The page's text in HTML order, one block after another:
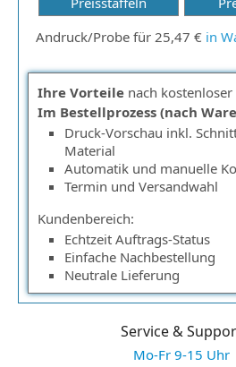
Andruck/Probe für 25,47 € in
Ihre Vorteile nach
Im Bestellprozess (nach
Druck-Vorschau inkl.
Material
Automatik und manuelle
Termin und Versandwahl
Kundenbereich:
Echtzeit Auftrags-Status
Einfache Nachbestellung
Neutrale Lieferung
Service &
Mo-Fr 9-15 Uhr